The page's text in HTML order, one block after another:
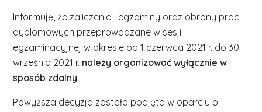
Informuję, że zaliczenia i egzaminy oraz obrony prac
dyplomowych przeprowadzane w sesji
egzaminacyjnej w okresie od 1 czerwca 2021 r. do 30
września 2021 r. należy organizować wyłącznie w
sposób zdalny.
Powyższa decyzja została podjęta w oparciu o